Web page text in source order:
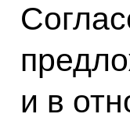
и в